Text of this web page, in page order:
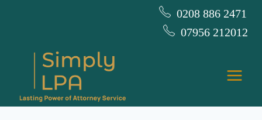
0208 886 2471
07956 212012